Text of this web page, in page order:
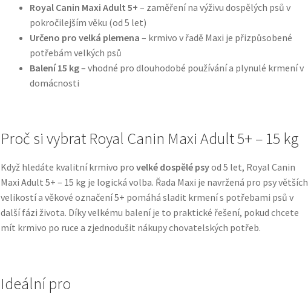
Royal Canin Maxi Adult 5+ – zaměření na výživu dospělých psů v
pokročilejším věku (od 5 let)
Určeno pro velká plemena – krmivo v řadě Maxi je přizpůsobené
potřebám velkých psů
Balení 15 kg– vhodné pro dlouhodobé používání a plynulé krmení v
domácnosti
Proč si vybrat Royal Canin Maxi Adult 5+ – 15 kg
Když hledáte kvalitní krmivo pro velké dospělé psyod 5 let, Royal Canin
Maxi Adult 5+ – 15 kg je logická volba. Řada Maxi je navržená pro psy větších
velikostí a věkové označení 5+ pomáhá sladit krmení s potřebami psů v
další fázi života. Díky velkému balení je to praktické řešení, pokud chcete
mít krmivo po ruce a zjednodušit nákupy chovatelských potřeb.
Ideální pro